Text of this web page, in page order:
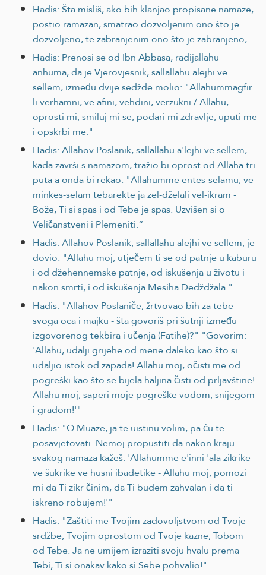
Hadis: Šta misliš, ako bih klanjao propisane namaze,
postio ramazan, smatrao dozvoljenim ono što je
dozvoljeno, te zabranjenim ono što je zabranjeno,
Hadis: Prenosi se od Ibn Abbasa, radijallahu
anhuma, da je Vjerovjesnik, sallallahu alejhi ve
sellem, između dvije sedžde molio: "Allahummagfir
li verhamni, ve afini, vehdini, verzukni / Allahu,
oprosti mi, smiluj mi se, podari mi zdravlje, uputi me
i opskrbi me."
Hadis: Allahov Poslanik, sallallahu a'lejhi ve sellem,
kada završi s namazom, tražio bi oprost od Allaha tri
puta a onda bi rekao: "Allahumme entes-selamu, ve
minkes-selam tebarekte ja zel-dželali vel-ikram -
Bože, Ti si spas i od Tebe je spas. Uzvišen si o
Veličanstveni i Plemeniti.“
Hadis: Allahov Poslanik, sallallahu alejhi ve sellem, je
dovio: "Allahu moj, utječem ti se od patnje u kaburu
i od džehennemske patnje, od iskušenja u životu i
nakon smrti, i od iskušenja Mesiha Dedždžala."
Hadis: "Allahov Poslaniče, žrtvovao bih za tebe
svoga oca i majku - šta govoriš pri šutnji između
izgovorenog tekbira i učenja (Fatihe)?" "Govorim:
'Allahu, udalji grijehe od mene daleko kao što si
udaljio istok od zapada! Allahu moj, očisti me od
pogreški kao što se bijela haljina čisti od prljavštine!
Allahu moj, saperi moje pogreške vodom, snijegom
i gradom!'"
Hadis: "O Muaze, ja te uistinu volim, pa ću te
posavjetovati. Nemoj propustiti da nakon kraju
svakog namaza kažeš: 'Allahumme e'inni 'ala zikrike
ve šukrike ve husni ibadetike - Allahu moj, pomozi
mi da Ti zikr činim, da Ti budem zahvalan i da ti
iskreno robujem!'"
Hadis: "Zaštiti me Tvojim zadovoljstvom od Tvoje
srdžbe, Tvojim oprostom od Tvoje kazne, Tobom
od Tebe. Ja ne umijem izraziti svoju hvalu prema
Tebi, Ti si onakav kako si Sebe pohvalio!"